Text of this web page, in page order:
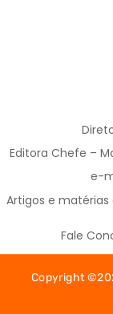
Editora Chefe –
e-
Artigos e matérias
Fale
Copyright